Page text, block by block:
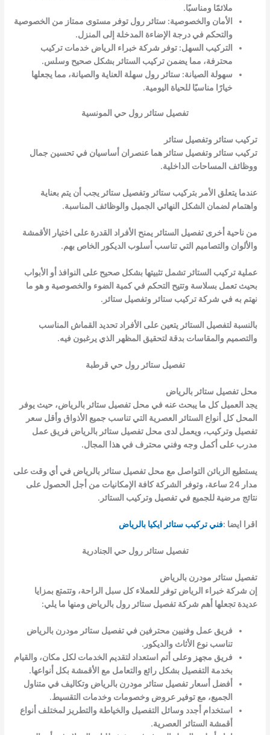
ملائمًا ومناسبًا.
الأمان والخصوصية: ستائر رول توفر مستوى ممتاز من الخصوصية
والتحكم في درجة الإضاءة المدخلة إلى المنزل.
التركيب السهل: توفر شركة خبراء الرياض خدمات تركيب
محترفة، مما يضمن تركيب الستائر بشكل صحيح وسلس.
سهولة الصيانة: ستائر رول سهلة العناية والصيانة، مما يجعلها
خيارًا مناسبًا للحياة اليومية.
تفصيل ستائر رول حي المونسية
تركيب ستائر وتفصيل ستائر
تركيب ستائر وتفصيل ستائر هما عنصران أساسيان في تحسين جمال
ووظائف المساحات الداخلية.
عندما يتعلق الأمر بتركيب ستائر وتفصيل ستائر يجب أن يتم بعناية
واهتمام لضمان الشكل النهائي الجميل والوظائف المناسبة.
من ناحية أخرى تفصيل الستائر يمنح الأفراد القدرة على اختيار الأقمشة
والألوان والتصاميم التي تناسب أسلوب الديكور الخاص بهم.
عملية تركيب الستائر تشمل تثبيتها بشكل صحيح على النوافذ أو الأبواب
بحيث تعمل بسلاسة وتتيح التحكم في كمية الضوء والخصوصية و هو ما
نهتم به في شركة تركيب ستائر وتفصيل ستائر.
بالنسبة لتفصيل الستائر يتعين على الأفراد تحديد القماش المناسب
والتصميم والمقاسات بدقة لتحقيق المظهر الذي يرغبون فيه.
تفصيل ستائر رول حي قرطبة
محل تفصيل ستائر بالرياض
يجد العميل كل ما يبحث عنه في محل تفصيل ستائر بالرياض، حيث يوفر
المحل كل أنواع الستائر العصرية التي تناسب جميع الأذواق وأقل سعر
تفصيل وتركيب، ويعمل لدى محل تفصيل ستائر بالرياض فريق عمل
مدرب على أكمل وجه وفني محترف في هذا المجال.
يستطيع الزبائن التواصل مع محل تفصيل ستائر بالرياض في أي وقت على
مدار 24 ساعة، وتوفر الشركة كافة الإمكانيات من أجل الحصول على
نتائج مرضية للجميع في تفصيل وتركيب الستائر.
اقرا ايضا :فني تركيب ستائر ايكيا بالرياض
تفصيل ستائر رول حي الجنادرية
تفصيل ستائر مودرن بالرياض
إن شركة خبراء الرياض توفر للعملاء كل سبل الراحة، وتتمتع بمزايا
عديدة تجعلها أهم شركة تفصيل ستائر رول بالرياض ومنها ما يلي:
فريق عمل وفنيين محترفين في تفصيل ستائر مودرن بالرياض
تناسب نوع الأثاث والديكور.
فريق مجهز وعلى أتم استعداد لتقديم الخدمات لكل مكان، والقيام
بخدمة التفصيل بشكل رائع والتعامل مع الأقمشة بكل أنواعها.
أفضل أسعار تفصيل ستائر مودرن بالرياض وتكاليف في متناول
الجميع، مع توفير عروض وخصومات وخدمات التقسيط.
استخدام أجدد وسائل التفصيل والخياطة والتطريز لمختلف أنواع
أقمشة الستائر العصرية.